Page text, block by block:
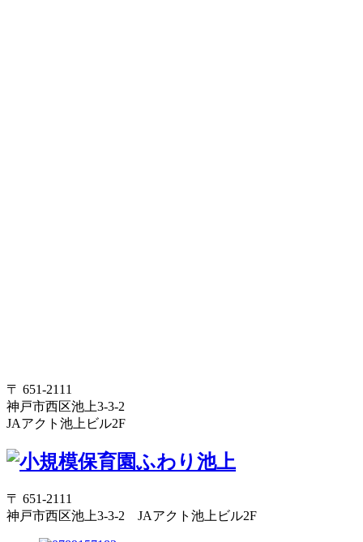
〒 651-2111
神戸市西区池上3-3-2
JAアクト池上ビル2F
〒 651-2111
神戸市西区池上3-3-2 JAアクト池上ビル2F